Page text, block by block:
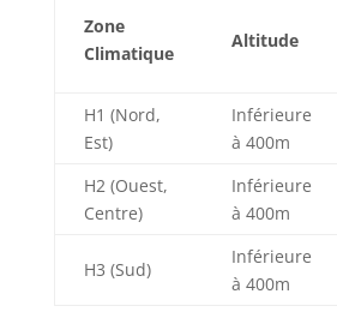
Zone
Climatique
Altitude
H1 (Nord,
Est)
Inférieure
à 400m
H2 (Ouest,
Centre)
Inférieure
à 400m
H3 (Sud)
Inférieure
à 400m